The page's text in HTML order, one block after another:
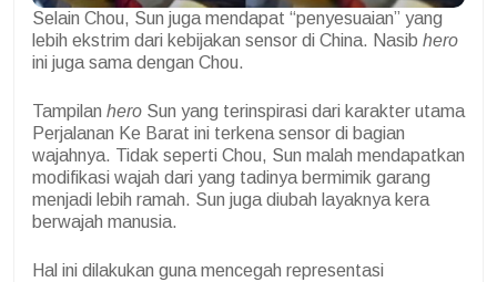
Selain Chou, Sun juga mendapat “penyesuaian” yang
lebih ekstrim dari kebijakan sensor di China. Nasib hero
ini juga sama dengan Chou.
Tampilan hero Sun yang terinspirasi dari karakter utama
Perjalanan Ke Barat ini terkena sensor di bagian
wajahnya. Tidak seperti Chou, Sun malah mendapatkan
modifikasi wajah dari yang tadinya bermimik garang
menjadi lebih ramah. Sun juga diubah layaknya kera
berwajah manusia.
Hal ini dilakukan guna mencegah representasi